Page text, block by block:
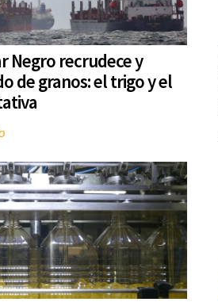
Negro recrudece y
de granos: el trigo y el